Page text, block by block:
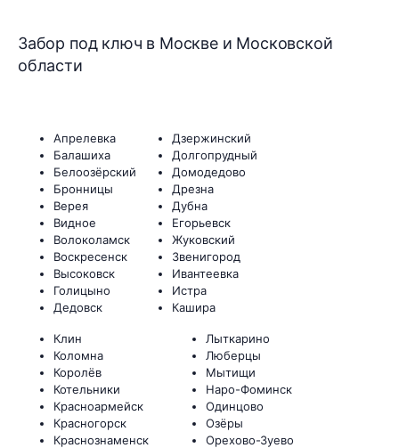
Забор под ключ в Москве и Московской
области
Апрелевка
Балашиха
Белоозёрский
Бронницы
Верея
Видное
Волоколамск
Воскресенск
Высоковск
Голицыно
Дедовск
Дзержинский
Долгопрудный
Домодедово
Дрезна
Дубна
Егорьевск
Жуковский
Звенигород
Ивантеевка
Истра
Кашира
Клин
Коломна
Королёв
Котельники
Красноармейск
Красногорск
Краснознаменск
Лыткарино
Люберцы
Мытищи
Наро-Фоминск
Одинцово
Озёры
Орехово-Зуево